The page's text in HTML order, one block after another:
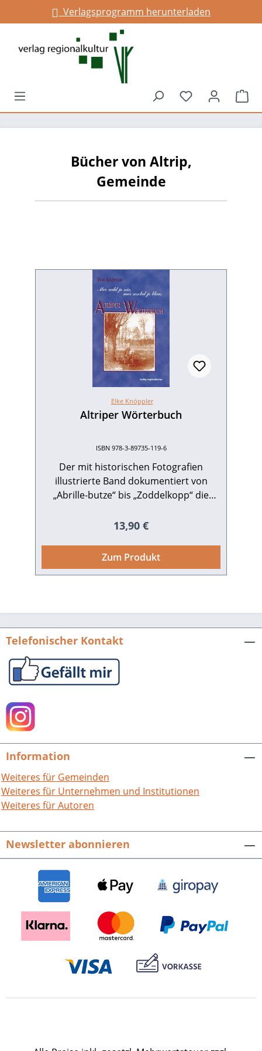
springenVerlagsprogramm herunterladen
Du hast 0
Bücher von Altrip,
Gemeinde
Elke Knöppler
Altriper Wörterbuch
ISBN 978-3-89735-119-6
Der mit historischen Fotografien
illustrierte Band dokumentiert von
„Abrille-butze“ bis „Zoddelkopp“ die
eigenständige Variante des Pfälzer
Wörterbuch. Mer redd jo nix, mer
Gemeinde Altrip und dem Heimat- und
Regulärer Preis:
13,90 €
Zum Produkt
Telefonischer Kontakt
Information
Weiteres für Gemeinden
Weiteres für Unternehmen und Institutionen
Weiteres für Autoren
Newsletter abonnieren